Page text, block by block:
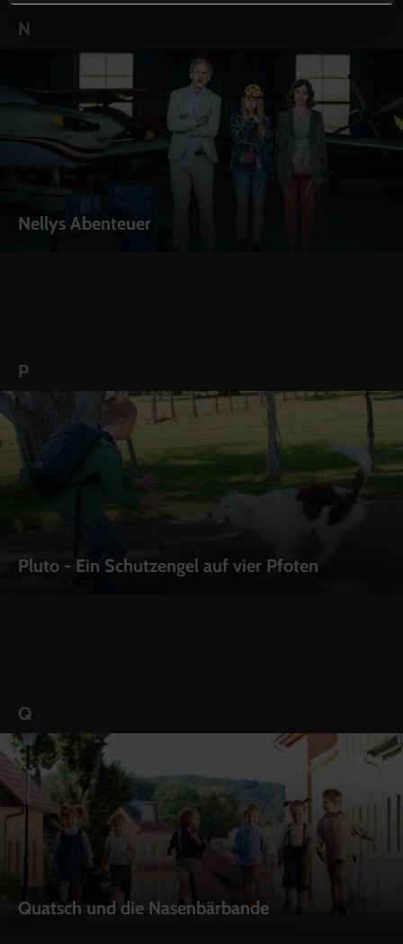
N
Nellys Abenteuer
P
Pluto - Ein Schutzengel auf vier Pfoten
Q
Quatsch und die Nasenbärbande